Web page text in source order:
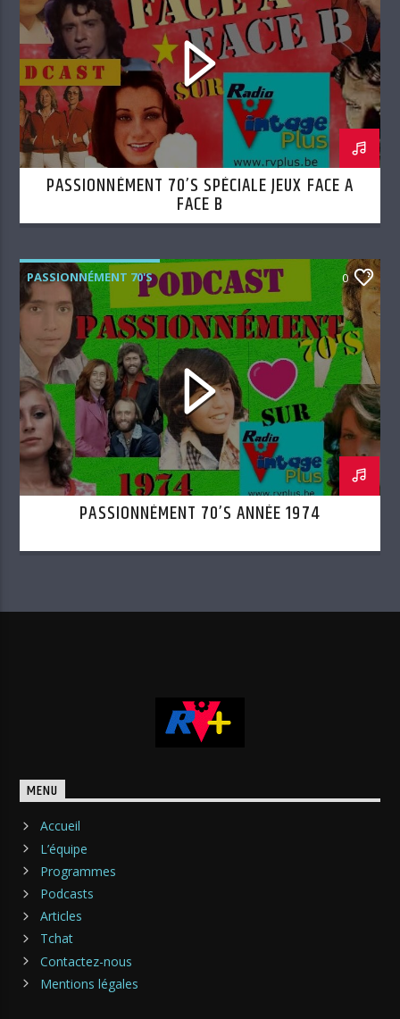
PASSIONNÉMENT 70’S SPÉCIALE JEUX FACE A
FACE B
PASSIONNÉMENT 70'S 0
PASSIONNÉMENT 70’S ANNÉE 1974
MENU
Accueil
L’équipe
Programmes
Podcasts
Articles
Tchat
Contactez-nous
Mentions légales